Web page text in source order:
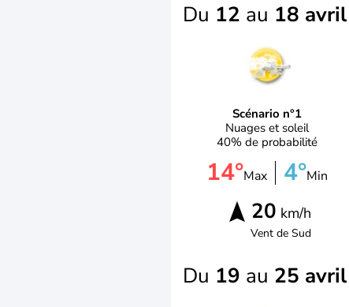
Du 12 au 18 avril
Scénario n°1
Nuages et soleil
40% de probabilité
14°Max 4°Min
20 km/h
Vent deSud
Du 19 au 25 avril